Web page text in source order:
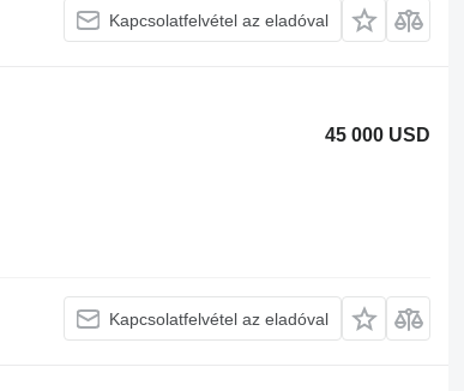
Kapcsolatfelvétel az eladóval
45 000 USD
Kapcsolatfelvétel az eladóval